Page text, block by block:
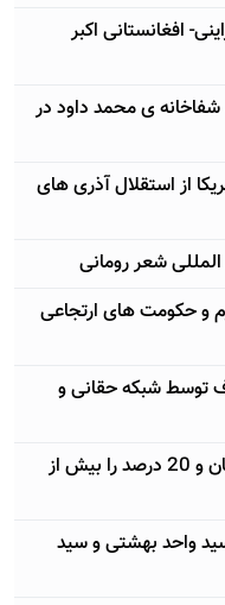
افغانستانی اکبر
شفاخانه ی محمد داود در
از استقلال آذری های
شعر رومانی
و حکومت های ارتجاعی
توسط شبکه حقانی و
تاثیر جعل پردازی آماری اشغالگران افغان و 20 درصد را بیش از
واحد بهشتی و سید